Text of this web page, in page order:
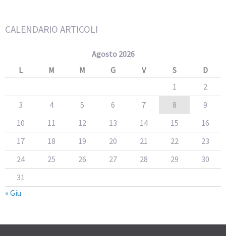
CALENDARIO ARTICOLI
Agosto 2026
L
M M G V S
D
1
2
3
4 5 6 7 8
9
10
11 12 13 14 15
16
17
18 19 20 21 22
23
24
25 26 27 28 29
30
31
« Giu